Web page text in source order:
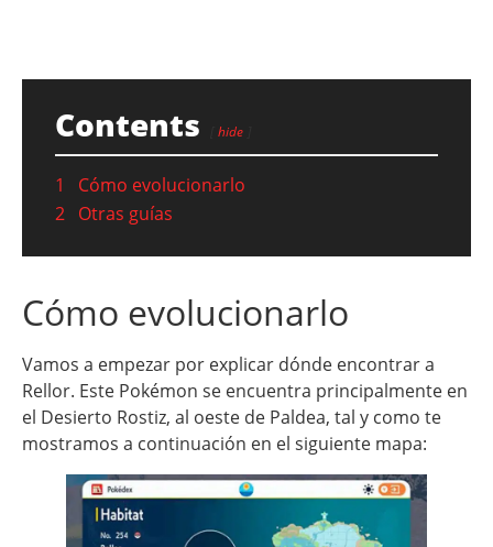
Contents hide
1
Cómo evolucionarlo
2 Otras guías
Cómo evolucionarlo
Vamos a empezar por explicar dónde encontrar a
Rellor. Este Pokémon se encuentra principalmente en
el Desierto Rostiz, al oeste de Paldea, tal y como te
mostramos a continuación en el siguiente mapa: